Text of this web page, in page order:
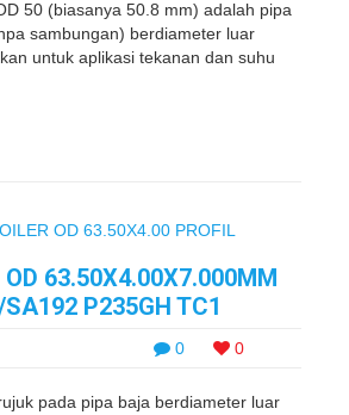
50 (biasanya 50.8 mm) adalah pipa
sambungan) berdiameter luar
untuk aplikasi tekanan dan suhu
OD 63.50X4.00X7.000MM
P235GH TC1
0 0
pada pipa baja berdiameter luar